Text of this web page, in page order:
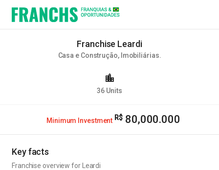
Franchise Leardi
Casa e Construção, Imobiliárias.
Minimum Investment 80,000.000
36 Units
Key facts
Franchise overview for Leardi